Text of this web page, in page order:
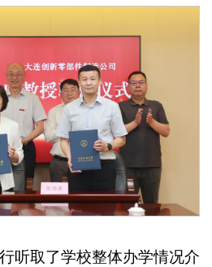
听取了学校整体办学情况介